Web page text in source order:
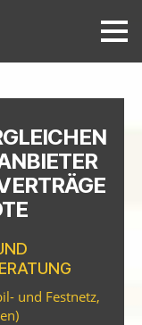
und Festnetz,